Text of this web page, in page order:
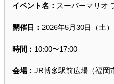
イベント名： スーパーマリオ
開催日： 2026年5月30日（土）
時間： 10:00〜17:00
会場： JR博多駅前広場（福岡